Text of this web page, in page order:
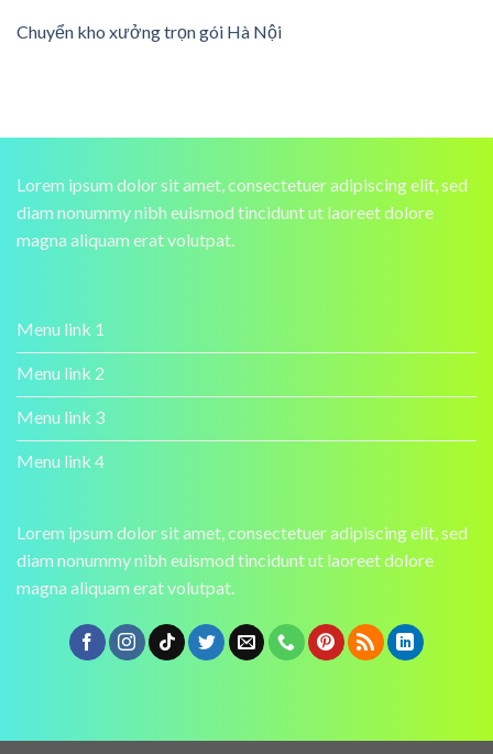
Chuyển kho xưởng trọn gói Hà Nội
Lorem ipsum dolor sit amet, consectetuer adipiscing elit, sed
diam nonummy nibh euismod tincidunt ut laoreet dolore
magna aliquam erat volutpat.
Menu link 1
Menu link 2
Menu link 3
Menu link 4
Lorem ipsum dolor sit amet, consectetuer adipiscing elit, sed
diam nonummy nibh euismod tincidunt ut laoreet dolore
magna aliquam erat volutpat.